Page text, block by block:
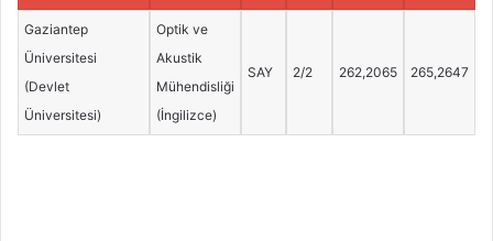
Gaziantep
Üniversitesi
(Devlet
Üniversitesi)
Optik ve
Akustik
Mühendisliği
(İngilizce)
SAY 2/2 262,2065 265,2647